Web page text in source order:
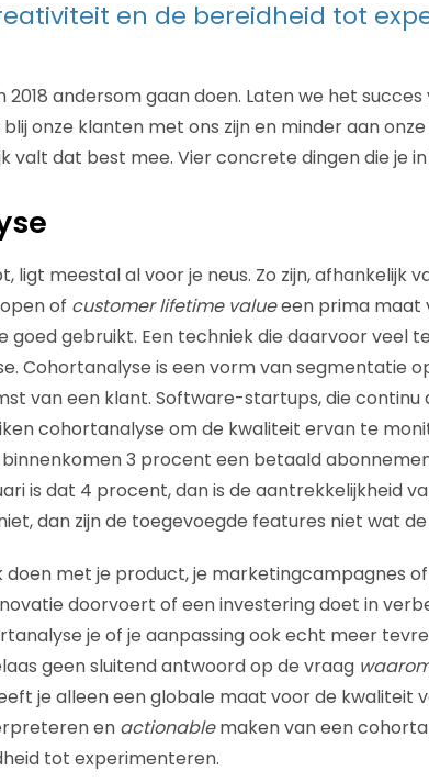
en de bereidheid tot
2018 andersom gaan doen. Laten we het
onze klanten met ons zijn en minder aan
valt dat best mee. Vier concrete dingen die je
ligt meestal al voor je neus. Zo zijn, afhankelijk
of customer lifetime valueeen prima maat
goed gebruikt. Een techniek die daarvoor veel
Cohortanalyse is een vorm van segmentatie
van een klant. Software-startups, die continu
cohortanalyse om de kwaliteit ervan te
binnenkomen 3 procent een betaald
is dat 4 procent, dan is de aantrekkelijkheid
dan zijn de toegevoegde features niet wat
doen met je product, je marketingcampagnes
doorvoert of een investering doet in
je of je aanpassing ook echt meer
geen sluitend antwoord op de vraag
je alleen een globale maat voor de kwaliteit
en actionablemaken van een
tot experimenteren.